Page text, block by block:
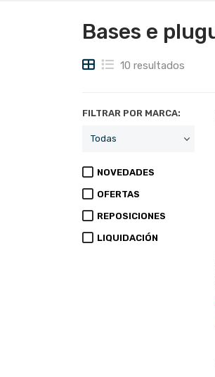
Bases e
10 resultados
FILTRAR POR MARCA:
NOVEDADES
OFERTAS
REPOSICIONES
LIQUIDACIÓN